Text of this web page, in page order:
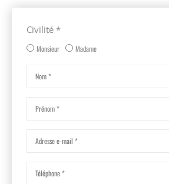
Civilité *
Monsieur Madame